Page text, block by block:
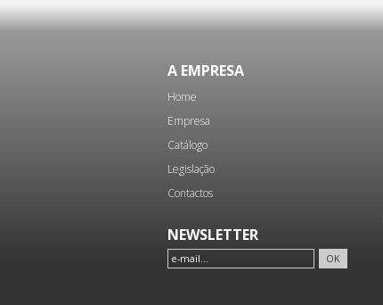
A EMPRESA
Home
Empresa
Catálogo
Legislação
Contactos
NEWSLETTER
OK